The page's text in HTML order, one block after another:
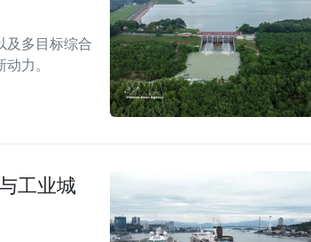
及多目标综合
力。
工业城